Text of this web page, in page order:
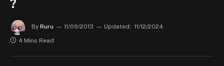
?
By Ruru 11/09/2013 Updated: 11/12/2024
4 Mins Read